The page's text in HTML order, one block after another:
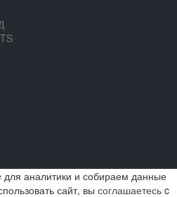
аналитики и собираем данные
сайт, вы соглашаетесь c